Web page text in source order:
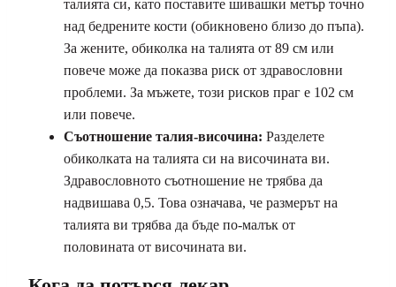
талията си, като поставите шивашки метър точно
над бедрените кости (обикновено близо до пъпа).
За жените, обиколка на талията от 89 см или
повече може да показва риск от здравословни
проблеми. За мъжете, този рисков праг е 102 см
или повече.
Съотношение талия-височина: Разделете
обиколката на талията си на височината ви.
Здравословното съотношение не трябва да
надвишава 0,5. Това означава, че размерът на
талията ви трябва да бъде по-малък от
половината от височината ви.